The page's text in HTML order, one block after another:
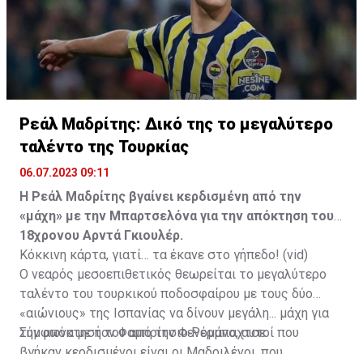
Ρεάλ Μαδρίτης: Δικό της το μεγαλύτερο
ταλέντο της Τουρκίας
06.07.2023 09:11
H Ρεάλ Μαδρίτης βγαίνει κερδισμένη από την
«μάχη» με την Μπαρτσελόνα για την απόκτηση του
18χρονου Αρντά Γκιουλέρ.
Κόκκινη κάρτα, γιατί… τα έκανε στο γήπεδο! (vid)
Ο νεαρός μεσοεπιθετικός θεωρείται το μεγαλύτερο
ταλέντο του τουρκικού ποδοσφαίρου με τους δύο
«αιώνιους» της Ισπανίας να δίνουν μεγάλη... μάχη για
την απόκτησή του από την Φενέρμπαχτσε.
Σύμφωνα με τον Φαμπρίτσιο Ρομάνο, αυτοί που